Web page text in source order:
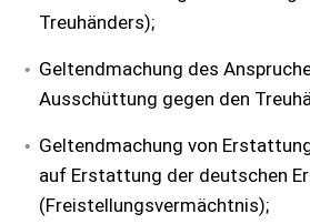
Treuhänders);
Geltendmachung des
Ausschüttung gegen den
Geltendmachung von
auf Erstattung der deutschen
(Freistellungsvermächtnis);